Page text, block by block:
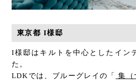
東京都 I様邸
I様邸はキルトを中心としたイン
た。
LDKでは、ブルーグレイの「
集（